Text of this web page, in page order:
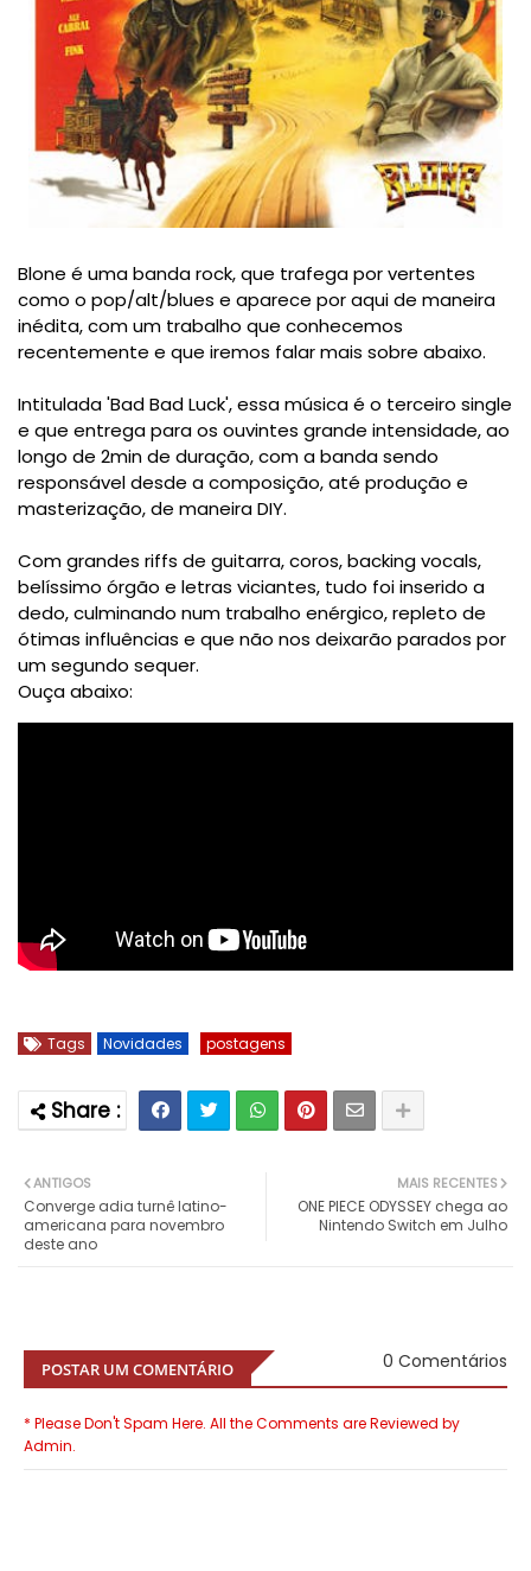
Blone é uma banda rock, que trafega por vertentes
como o pop/alt/blues e aparece por aqui de maneira
inédita, com um trabalho que conhecemos
recentemente e que iremos falar mais sobre abaixo.
Intitulada 'Bad Bad Luck', essa música é o terceiro single
e que entrega para os ouvintes grande intensidade, ao
longo de 2min de duração, com a banda sendo
responsável desde a composição, até produção e
masterização, de maneira DIY.
Com grandes riffs de guitarra, coros, backing vocals,
belíssimo órgão e letras viciantes, tudo foi inserido a
dedo, culminando num trabalho enérgico, repleto de
ótimas influências e que não nos deixarão parados por
um segundo sequer.
Ouça abaixo:
Tags Novidades postagens
MAIS RECENTES
ONE PIECE ODYSSEY chega ao
Nintendo Switch em Julho
ANTIGOS
Converge adia turnê latino-
americana para novembro
deste ano
POSTAR UM COMENTÁRIO 0 Comentários
* Please Don't Spam Here. All the Comments are Reviewed by
Admin.